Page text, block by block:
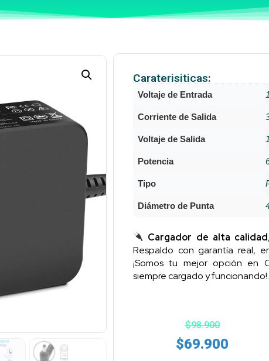
Caraterisiticas:
Voltaje de Entrada
Corriente de Salida
Voltaje de Salida
Potencia
Tipo
Diámetro de Punta
Cargador de alta calidad
Respaldo con garantía real,
¡Somos tu mejor opción en
siempre cargado y funcionando!.
$98.900
$69.900